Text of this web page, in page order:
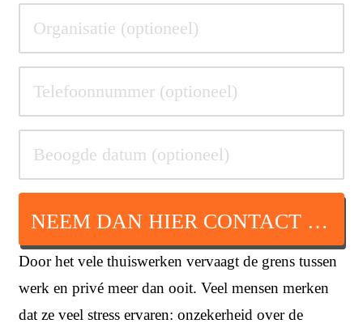
NEEM DAN HIER CONTACT OP
Door het vele thuiswerken vervaagt de grens tussen
werk en privé meer dan ooit. Veel mensen merken
dat ze veel stress ervaren: onzekerheid over de